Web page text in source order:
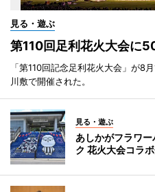
見る・遊ぶ
第110回足利花火大会に
「第110回記念足利花火大会」が8
川敷で開催された。
見る・遊ぶ
あしかがフラワ
ク 花火大会コラ